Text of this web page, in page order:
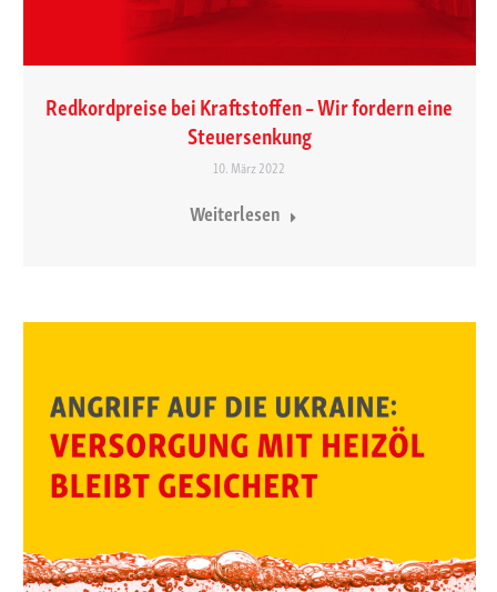
Redkordpreise bei Kraftstoffen – Wir fordern eine
Steuersenkung
10. März 2022
Weiterlesen